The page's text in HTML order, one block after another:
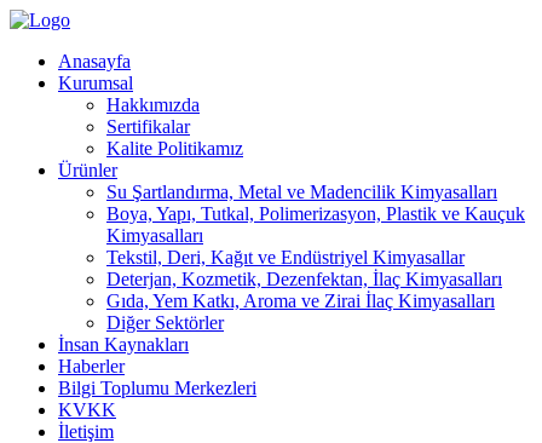
Anasayfa
Kurumsal
Hakkımızda
Sertifikalar
Kalite Politikamız
Ürünler
Su Şartlandırma, Metal ve Madencilik Kimyasalları
Boya, Yapı, Tutkal, Polimerizasyon, Plastik ve Kauçuk
Kimyasalları
Tekstil, Deri, Kağıt ve Endüstriyel Kimyasallar
Deterjan, Kozmetik, Dezenfektan, İlaç Kimyasalları
Gıda, Yem Katkı, Aroma ve Zirai İlaç Kimyasalları
Diğer Sektörler
İnsan Kaynakları
Haberler
Bilgi Toplumu Merkezleri
KVKK
İletişim